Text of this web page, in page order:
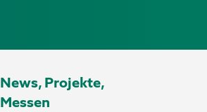
News, Projekte,
Messen